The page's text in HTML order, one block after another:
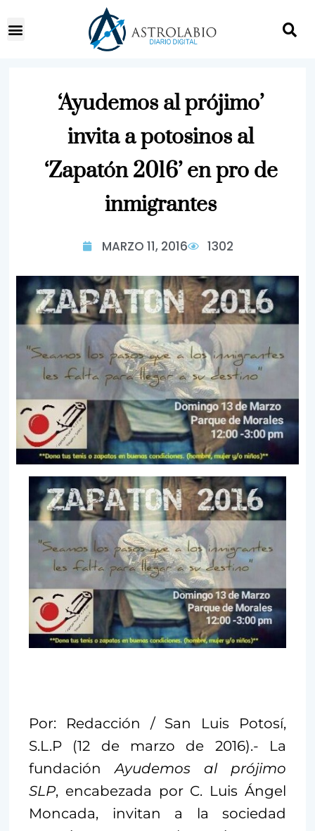
‘Ayudemos al prójimo’
invita a potosinos al
‘Zapatón 2016’ en pro de
inmigrantes
MARZO 11, 2016 1302
Por: Redacción / San Luis Potosí,
S.L.P (12 de marzo de 2016).- La
fundaciónAyudemos al prójimo
SLP, encabezada por C. Luis Ángel
Moncada, invitan a la sociedad